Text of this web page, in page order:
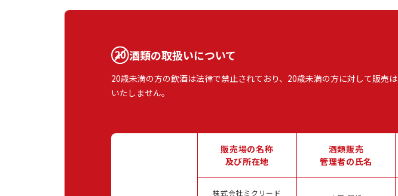
酒類の取扱いについて
20歳未満の方の飲酒は法律で禁止されており、20歳未満の方に対して販売は
いたしません。
販売場の名称
及び所在地
酒類販売
管理者の氏名
株式会社ミクリード